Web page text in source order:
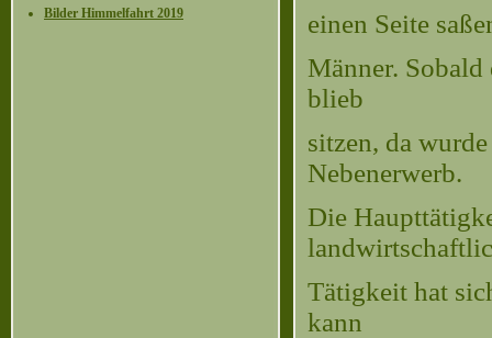
Bilder Himmelfahrt 2019
einen Seite
Männer.
blieb
sitzen, da
Nebenerwerb.
Die
Tätigkeit hat
kann